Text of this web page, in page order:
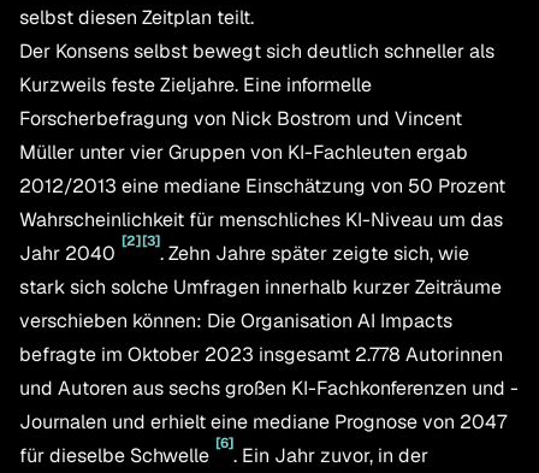
selbst diesen Zeitplan teilt.
Der Konsens selbst bewegt sich deutlich schneller als
Kurzweils feste Zieljahre. Eine informelle
Forscherbefragung von Nick Bostrom und Vincent
Müller unter vier Gruppen von KI-Fachleuten ergab
2012/2013 eine mediane Einschätzung von 50 Prozent
Wahrscheinlichkeit für menschliches KI-Niveau um das
Jahr 2040
[2][3]
. Zehn Jahre später zeigte sich, wie
stark sich solche Umfragen innerhalb kurzer Zeiträume
verschieben können: Die Organisation AI Impacts
befragte im Oktober 2023 insgesamt 2.778 Autorinnen
und Autoren aus sechs großen KI-Fachkonferenzen und -
Journalen und erhielt eine mediane Prognose von 2047
für dieselbe Schwelle
[6]
. Ein Jahr zuvor, in der